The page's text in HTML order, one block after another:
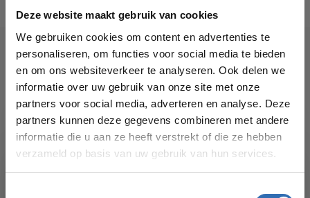
Deze website maakt gebruik van cookies
We gebruiken cookies om content en advertenties te
personaliseren, om functies voor social media te bieden
en om ons websiteverkeer te analyseren. Ook delen we
informatie over uw gebruik van onze site met onze
partners voor social media, adverteren en analyse. Deze
partners kunnen deze gegevens combineren met andere
informatie die u aan ze heeft verstrekt of die ze hebben
verzameld op basis van uw gebruik van hun services.
Veelgestelde vragen
BESTELLEN